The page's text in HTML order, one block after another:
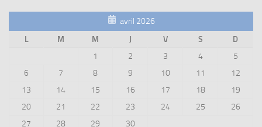
avril 2026
L
M M J V S
D
1
2 3 4
5
6
7 8 9 10 11
12
13
14 15 16 17 18
19
20
21 22 23 24 25
26
27
28 29
30